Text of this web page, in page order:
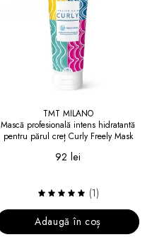
TMT MILANO
Mască profesională intens hidratantă
pentru părul creț Curly Freely Mask
92 lei
(1)
Adaugă în coș